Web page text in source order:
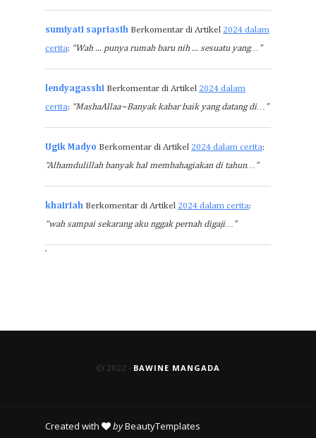
sumiyati sapriasih Berkomentar di Artikel 2024 dalam
cerita: “Wah ... punya rumah baru nih ... sesuatu yang…”
lendyagasshi Berkomentar di Artikel 2024 dalam
cerita: “MashaAllaa~Banyak kabar baik yang datang di…”
Ugik Madyo Berkomentar di Artikel 2024 dalam cerita:
“Alhamdulillah banyak hal membahagiakan di tahun…”
khairiah Berkomentar di Artikel 2024 dalam cerita:
“wah sampai sekarang aku nggak pernah digaji…”
`
© 2022 - BAWINE MANGADA
Created with byBeautyTemplates